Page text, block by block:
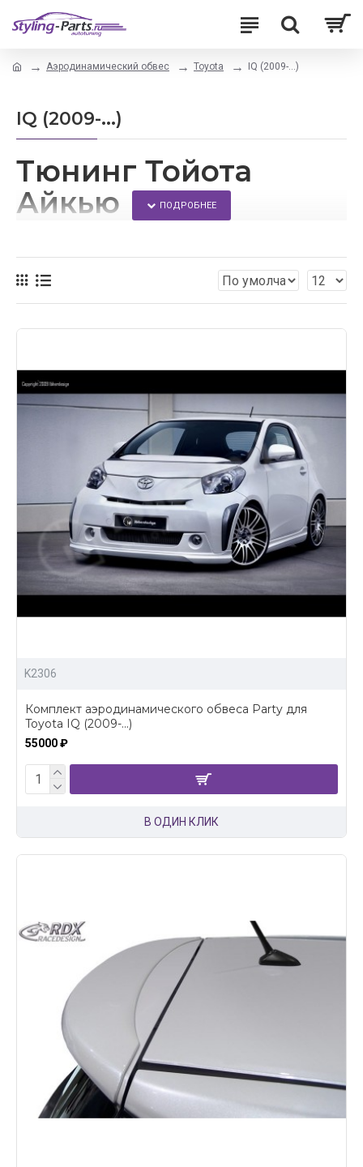
Аэродинамический обвес Toyota IQ (2009-...)
IQ (2009-...)
Тюнинг Тойота
Айкью
Благодаря этому интернет-магазину, каждый сможет
автомобиля.
Здесь Вы найдете:
выгодные цены на все товары;
большой ассортимент аэродинамических
обвесов и других аксессуаров для тюнинга
доставка по всей РФ.
Купить обвесы для тюнинга Тойота Айкью можно
позвонив нам, либо отправив заявку сразу на сайте с
помощью корзины.
K2306
Комплект аэродинамического обвеса Party для
Toyota IQ (2009-...)
55000 ₽
В ОДИН КЛИК